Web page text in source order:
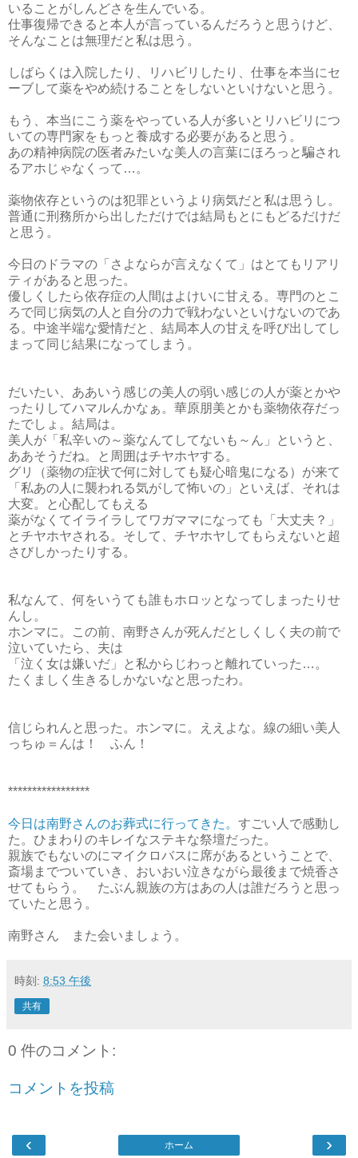
いることがしんどさを生んでいる。
仕事復帰できると本人が言っているんだろうと思うけど、
そんなことは無理だと私は思う。
しばらくは入院したり、リハビリしたり、仕事を本当にセ
ーブして薬をやめ続けることをしないといけないと思う。
もう、本当にこう薬をやっている人が多いとリハビリにつ
いての専門家をもっと養成する必要があると思う。
あの精神病院の医者みたいな美人の言葉にほろっと騙され
るアホじゃなくって…。
薬物依存というのは犯罪というより病気だと私は思うし。
普通に刑務所から出しただけでは結局もとにもどるだけだ
と思う。
今日のドラマの「さよならが言えなくて」はとてもリアリ
ティがあると思った。
優しくしたら依存症の人間はよけいに甘える。専門のとこ
ろで同じ病気の人と自分の力で戦わないといけないのであ
る。中途半端な愛情だと、結局本人の甘えを呼び出してし
まって同じ結果になってしまう。
だいたい、ああいう感じの美人の弱い感じの人が薬とかや
ったりしてハマルんかなぁ。華原朋美とかも薬物依存だっ
たでしょ。結局は。
美人が「私辛いの～薬なんてしてないも～ん」というと、
ああそうだね。と周囲はチヤホヤする。
グリ（薬物の症状で何に対しても疑心暗鬼になる）が来て
「私あの人に襲われる気がして怖いの」といえば、それは
大変。と心配してもえる
薬がなくてイライラしてワガママになっても「大丈夫？」
とチヤホヤされる。そして、チヤホヤしてもらえないと超
さびしかったりする。
私なんて、何をいうても誰もホロッとなってしまったりせ
んし。
ホンマに。この前、南野さんが死んだとしくしく夫の前で
泣いていたら、夫は
「泣く女は嫌いだ」と私からじわっと離れていった…。
たくましく生きるしかないなと思ったわ。
信じられんと思った。ホンマに。ええよな。線の細い美人
っちゅ＝んは！ ふん！
*****************
今日は南野さんのお葬式に行ってきた。 すごい人で感動し
た。ひまわりのキレイなステキな祭壇だった。
親族でもないのにマイクロバスに席があるということで、
斎場までついていき、おいおい泣きながら最後まで焼香さ
せてもらう。 たぶん親族の方はあの人は誰だろうと思っ
ていたと思う。
南野さん また会いましょう。
時刻: 8:53 午後
共有
0 件のコメント:
コメントを投稿
‹ ›
ホーム